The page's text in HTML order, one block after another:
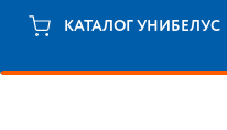
КАТАЛОГ УНИБЕЛУС